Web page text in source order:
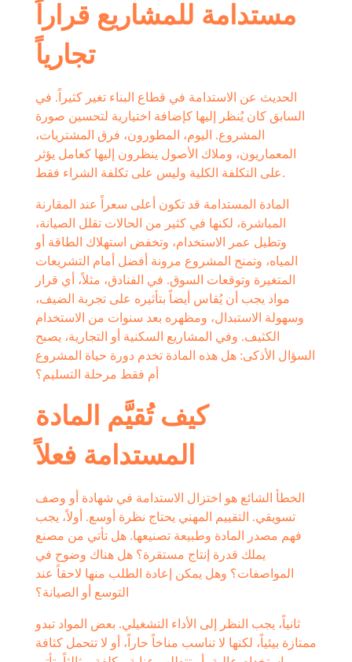
مستدامة للمشاريع قراراً
تجارياً
الحديث عن الاستدامة في قطاع البناء تغير كثيراً. في
السابق كان يُنظر إليها كإضافة اختيارية لتحسين صورة
المشروع. اليوم، المطورون، فرق المشتريات،
المعماريون، وملاك الأصول ينظرون إليها كعامل يؤثر
على التكلفة الكلية وليس على تكلفة الشراء فقط.
المادة المستدامة قد تكون أعلى سعراً عند المقارنة
المباشرة، لكنها في كثير من الحالات تقلل الصيانة،
وتطيل عمر الاستخدام، وتخفض استهلاك الطاقة أو
المياه، وتمنح المشروع مرونة أفضل أمام التشريعات
المتغيرة وتوقعات السوق. في الفنادق، مثلاً، أي قرار
مواد يجب أن يُقاس أيضاً بتأثيره على تجربة الضيف،
وسهولة الاستبدال، ومظهره بعد سنوات من الاستخدام
الكثيف. وفي المشاريع السكنية أو التجارية، يصبح
السؤال الأذكى: هل هذه المادة تخدم دورة حياة المشروع
أم فقط مرحلة التسليم؟
كيف تُقيَّم المادة
المستدامة فعلاً
الخطأ الشائع هو اختزال الاستدامة في شهادة أو وصف
تسويقي. التقييم المهني يحتاج نظرة أوسع. أولاً، يجب
فهم مصدر المادة وطبيعة تصنيعها. هل تأتي من مصنع
يملك قدرة إنتاج مستقرة؟ هل هناك وضوح في
المواصفات؟ وهل يمكن إعادة الطلب منها لاحقاً عند
التوسع أو الصيانة؟
ثانياً، يجب النظر إلى الأداء التشغيلي. بعض المواد تبدو
ممتازة بيئياً، لكنها لا تناسب مناخاً حاراً، أو لا تتحمل كثافة